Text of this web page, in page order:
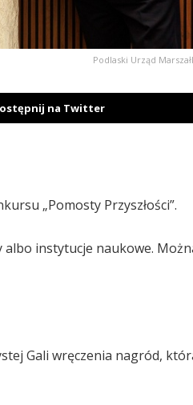
Podlaski Urząd
na Twitter
„Pomosty Przyszłości”.
albo instytucje naukowe.
Gali wręczenia nagród,